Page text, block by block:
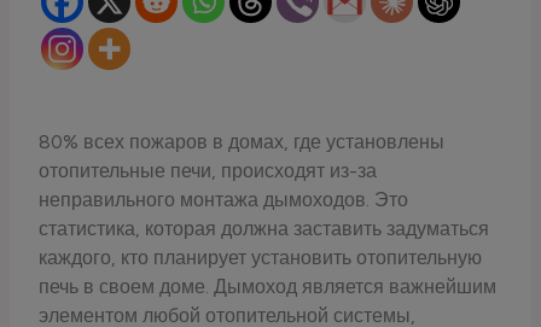
80% всех пожаров в домах, где установлены
отопительные печи, происходят из-за
неправильного монтажа дымоходов. Это
статистика, которая должна заставить задуматься
каждого, кто планирует установить отопительную
печь в своем доме. Дымоход является важнейшим
элементом любой отопительной системы,